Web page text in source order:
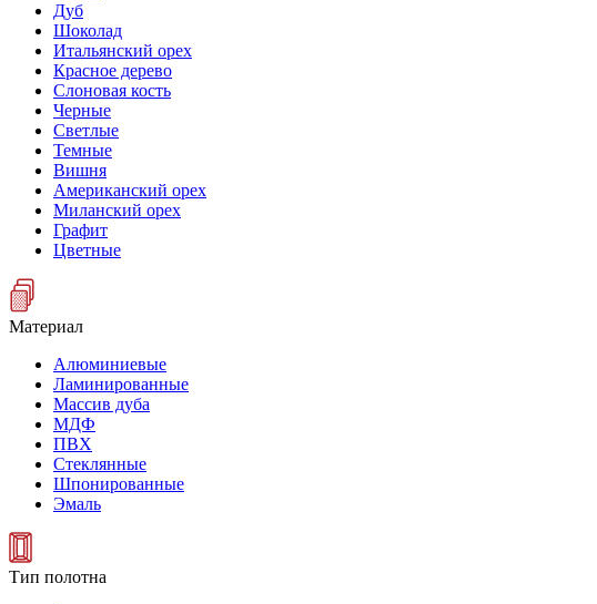
Дуб
Шоколад
Итальянский орех
Красное дерево
Слоновая кость
Черные
Светлые
Темные
Вишня
Американский орех
Миланский орех
Графит
Цветные
Материал
Алюминиевые
Ламинированные
Массив дуба
МДФ
ПВХ
Стеклянные
Шпонированные
Эмаль
Тип полотна